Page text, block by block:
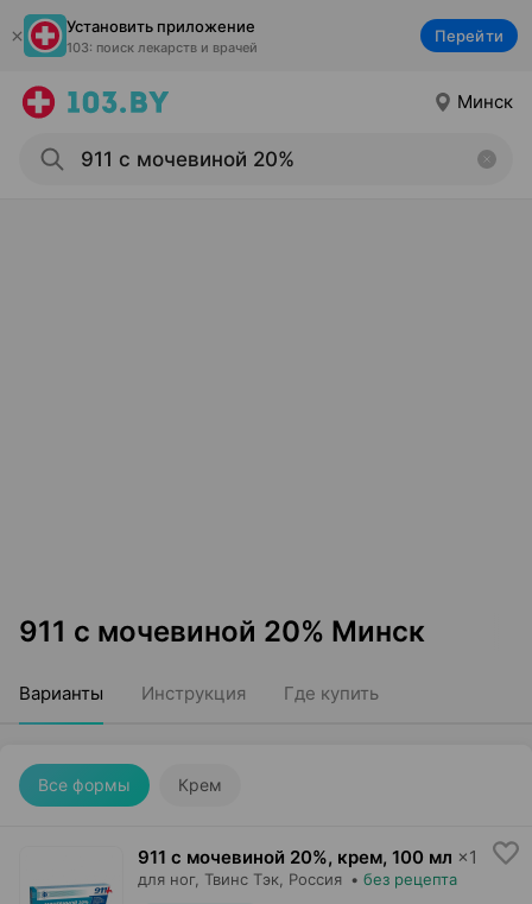
Установить приложение
103: поиск лекарств и врачей
Перейти
Минск
911 с мочевиной 20% Минск
Варианты Инструкция Где купить
Все формы Крем
911 с мочевиной 20%, крем, 100 мл ×1
для ног, Твинс Тэк , Россия • без рецепта